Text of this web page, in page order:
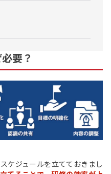
休）
要？
ケジュールを立てておきまし